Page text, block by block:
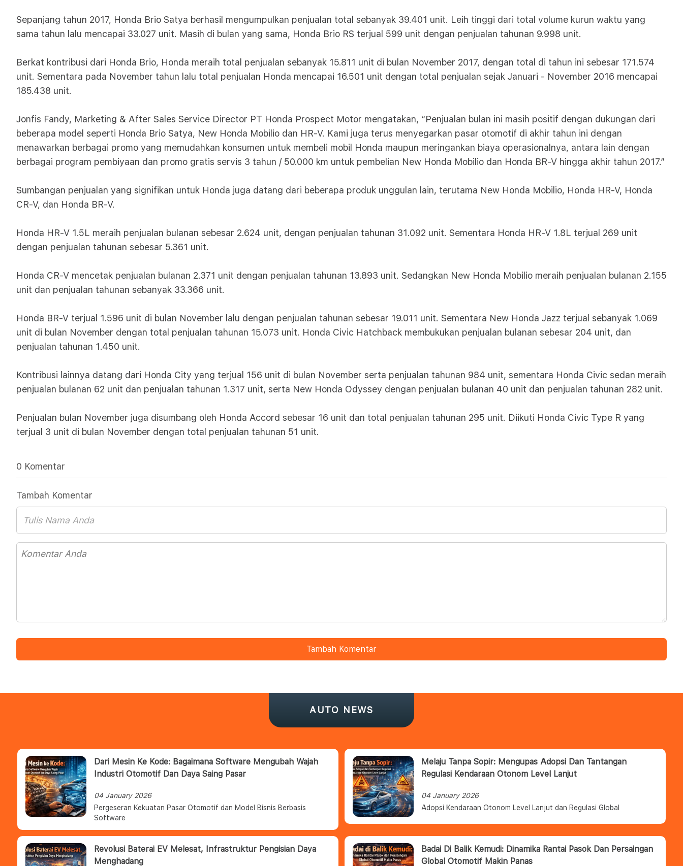
Sepanjang tahun 2017, Honda Brio Satya berhasil mengumpulkan penjualan total sebanyak 39.401 unit. Leih tinggi dari total volume kurun waktu yang
sama tahun lalu mencapai 33.027 unit. Masih di bulan yang sama, Honda Brio RS terjual 599 unit dengan penjualan tahunan 9.998 unit.
Berkat kontribusi dari Honda Brio, Honda meraih total penjualan sebanyak 15.811 unit di bulan November 2017, dengan total di tahun ini sebesar 171.574
unit. Sementara pada November tahun lalu total penjualan Honda mencapai 16.501 unit dengan total penjualan sejak Januari - November 2016 mencapai
185.438 unit.
Jonfis Fandy, Marketing & After Sales Service Director PT Honda Prospect Motor mengatakan, “Penjualan bulan ini masih positif dengan dukungan dari
beberapa model seperti Honda Brio Satya, New Honda Mobilio dan HR-V. Kami juga terus menyegarkan pasar otomotif di akhir tahun ini dengan
menawarkan berbagai promo yang memudahkan konsumen untuk membeli mobil Honda maupun meringankan biaya operasionalnya, antara lain dengan
berbagai program pembiyaan dan promo gratis servis 3 tahun / 50.000 km untuk pembelian New Honda Mobilio dan Honda BR-V hingga akhir tahun 2017.”
Sumbangan penjualan yang signifikan untuk Honda juga datang dari beberapa produk unggulan lain, terutama New Honda Mobilio, Honda HR-V, Honda
CR-V, dan Honda BR-V.
Honda HR-V 1.5L meraih penjualan bulanan sebesar 2.624 unit, dengan penjualan tahunan 31.092 unit. Sementara Honda HR-V 1.8L terjual 269 unit
dengan penjualan tahunan sebesar 5.361 unit.
Honda CR-V mencetak penjualan bulanan 2.371 unit dengan penjualan tahunan 13.893 unit. Sedangkan New Honda Mobilio meraih penjualan bulanan 2.155
unit dan penjualan tahunan sebanyak 33.366 unit.
Honda BR-V terjual 1.596 unit di bulan November lalu dengan penjualan tahunan sebesar 19.011 unit. Sementara New Honda Jazz terjual sebanyak 1.069
unit di bulan November dengan total penjualan tahunan 15.073 unit. Honda Civic Hatchback membukukan penjualan bulanan sebesar 204 unit, dan
penjualan tahunan 1.450 unit.
Kontribusi lainnya datang dari Honda City yang terjual 156 unit di bulan November serta penjualan tahunan 984 unit, sementara Honda Civic sedan meraih
penjualan bulanan 62 unit dan penjualan tahunan 1.317 unit, serta New Honda Odyssey dengan penjualan bulanan 40 unit dan penjualan tahunan 282 unit.
Penjualan bulan November juga disumbang oleh Honda Accord sebesar 16 unit dan total penjualan tahunan 295 unit. Diikuti Honda Civic Type R yang
terjual 3 unit di bulan November dengan total penjualan tahunan 51 unit.
0 Komentar
Tambah Komentar
Tambah Komentar
AUTO NEWS
Dari Mesin Ke Kode: Bagaimana Software Mengubah Wajah
Industri Otomotif Dan Daya Saing Pasar
04 January 2026
Pergeseran Kekuatan Pasar Otomotif dan Model Bisnis Berbasis
Software
Melaju Tanpa Sopir: Mengupas Adopsi Dan Tantangan
Regulasi Kendaraan Otonom Level Lanjut
04 January 2026
Adopsi Kendaraan Otonom Level Lanjut dan Regulasi Global
Revolusi Baterai EV Melesat, Infrastruktur Pengisian Daya
Menghadang
Badai Di Balik Kemudi: Dinamika Rantai Pasok Dan Persaingan
Global Otomotif Makin Panas